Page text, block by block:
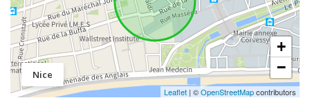
Nice
+
−
Leaflet | ©OpenStreetMapcontributors